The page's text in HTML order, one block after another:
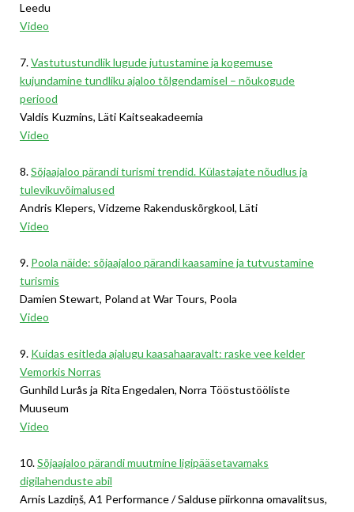
Leedu
Video
7.Vastutustundlik lugude jutustamine ja kogemuse
kujundamine tundliku ajaloo tõlgendamisel – nõukogude
periood
Valdis Kuzmins, Läti Kaitseakadeemia
Video
8.Sõjaajaloo pärandi turismi trendid. Külastajate nõudlus ja
tulevikuvõimalused
Andris Klepers, Vidzeme Rakenduskõrgkool, Läti
Video
9. Poola näide: sõjaajaloo pärandi kaasamine ja tutvustamine
turismis
Damien Stewart, Poland at War Tours, Poola
Video
9. Kuidas esitleda ajalugu kaasahaaravalt: raske vee kelder
Vemorkis Norras
Gunhild Lurås ja Rita Engedalen, Norra Tööstustööliste
Muuseum
Video
10.Sõjaajaloo pärandi muutmine ligipääsetavamaks
digilahenduste abil
Arnis Lazdiņš, A1 Performance / Salduse piirkonna omavalitsus,